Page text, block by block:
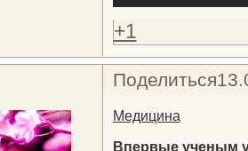
+1
Поделиться
Медицина
Впервые ученым